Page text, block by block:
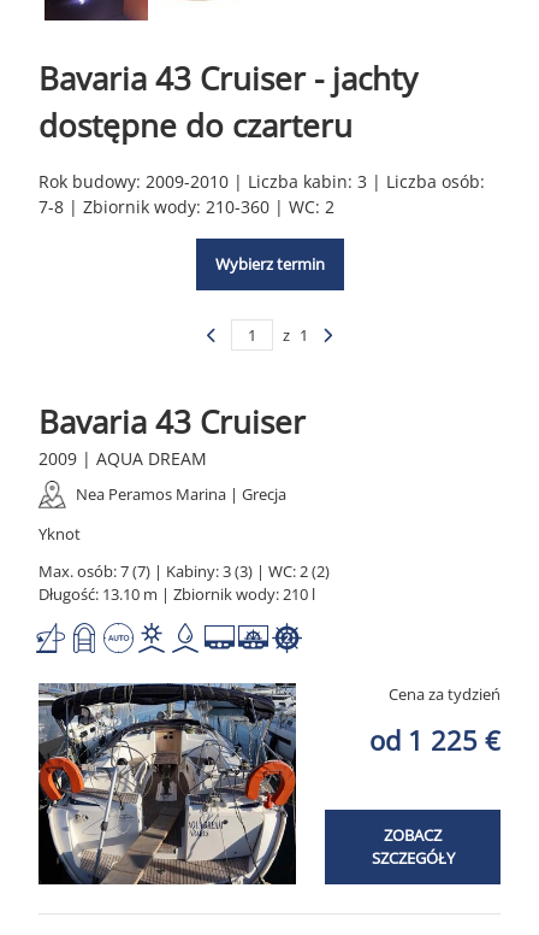
Bavaria 43 Cruiser - jachty
dostępne do czarteru
Rok budowy: 2009-2010 | Liczba kabin: 3 | Liczba osób:
7-8 | Zbiornik wody: 210-360 | WC: 2
Wybierz termin
z 1
Bavaria 43 Cruiser
2009 | AQUA DREAM
Nea Peramos Marina | Grecja
Yknot
Max. osób: 7 (7) | Kabiny: 3 (3) | WC: 2 (2)
Długość: 13.10 m | Zbiornik wody: 210 l
Cena za tydzień
od 1 225 €
ZOBACZ
SZCZEGÓŁY